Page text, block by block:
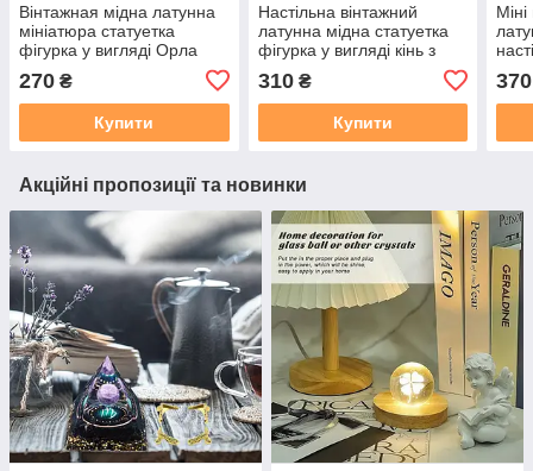
Вінтажная мідна латунна
мініатюра статуетка
фігурка у вигляді Орла
270 ₴
Купити
Настільна вінтажний
латунна мідна статуетка
фігурка у вигляді кінь з
310₴
Купити
370
Акційні пропозиції та новинки